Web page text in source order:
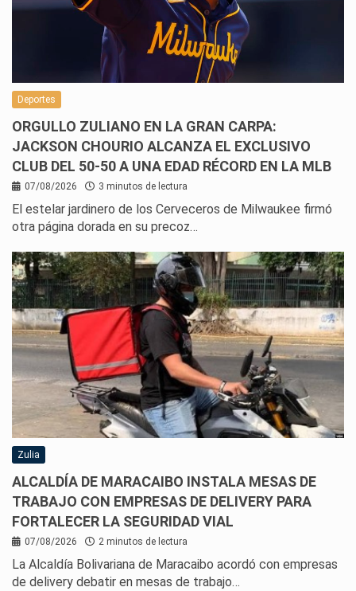
Deportes
ORGULLO ZULIANO EN LA GRAN CARPA:
JACKSON CHOURIO ALCANZA EL EXCLUSIVO
CLUB DEL 50-50 A UNA EDAD RÉCORD EN LA MLB
07/08/2026 3 minutos de lectura
El estelar jardinero de los Cerveceros de Milwaukee firmó
otra página dorada en su precoz…
Zulia
ALCALDÍA DE MARACAIBO INSTALA MESAS DE
TRABAJO CON EMPRESAS DE DELIVERY PARA
FORTALECER LA SEGURIDAD VIAL
07/08/2026 2 minutos de lectura
La Alcaldía Bolivariana de Maracaibo acordó con empresas
de delivery debatir en mesas de trabajo…